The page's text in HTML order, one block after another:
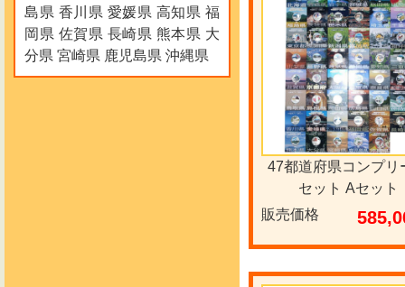
47都道府県コンプリ
セット Aセット
販売価格
島県 香川県 愛媛県 高知県 福
岡県 佐賀県 長崎県 熊本県 大
分県 宮崎県 鹿児島県 沖縄県